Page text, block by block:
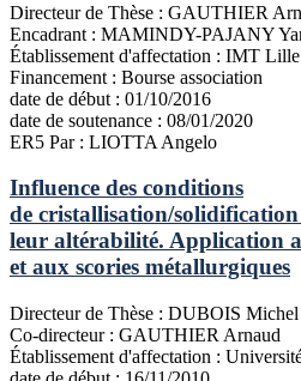
Directeur de Thèse : GAUTHIER
Encadrant : MAMINDY-PAJANY
Établissement d'affectation : IMT Lille
Financement : Bourse association
date de début : 01/10/2016
date de soutenance : 08/01/2020
ER5 Par : LIOTTA Angelo
Influence des conditions
de cristallisation/solidification
leur altérabilité. Application
et aux scories métallurgiques
Directeur de Thèse : DUBOIS Michel
Co-directeur : GAUTHIER Arnaud
Établissement d'affectation :